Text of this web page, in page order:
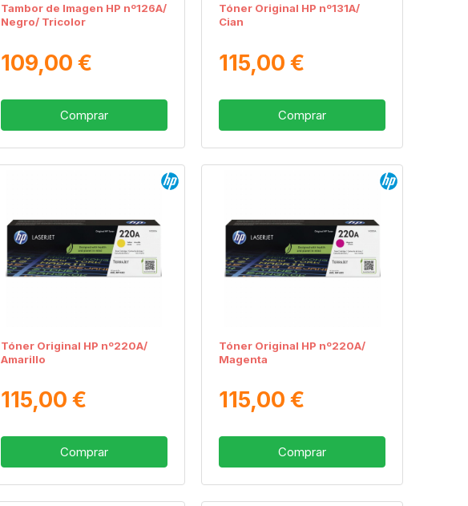
Tambor de Imagen HP nº126A/
Negro/ Tricolor
109,00 €
Comprar
Tóner Original HP nº131A/
Cian
115,00 €
Comprar
Tóner Original HP nº220A/
Amarillo
115,00 €
Comprar
Tóner Original HP nº220A/
Magenta
115,00 €
Comprar